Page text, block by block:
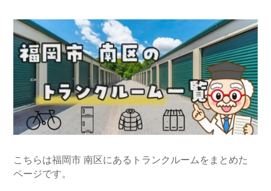
こちらは福岡市 南区にあるトランクルームをまとめた
ページです。